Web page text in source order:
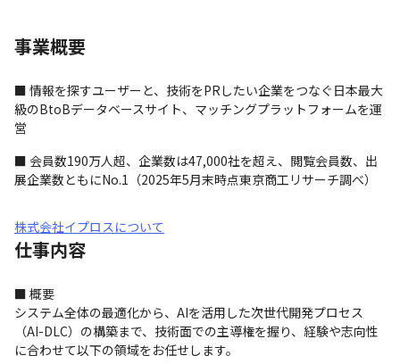
事業概要
■ 情報を探すユーザーと、技術をPRしたい企業をつなぐ日本最大
級のBtoBデータベースサイト、マッチングプラットフォームを運
営
■ 会員数190万人超、企業数は47,000社を超え、閲覧会員数、出
展企業数ともにNo.1（2025年5月末時点東京商工リサーチ調べ）
株式会社イプロスについて
仕事内容
■ 概要
システム全体の最適化から、AIを活用した次世代開発プロセス
（AI-DLC）の構築まで、技術面での主導権を握り、経験や志向性
に合わせて以下の領域をお任せします。